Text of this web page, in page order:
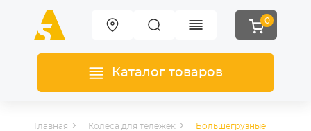
0
Каталог товаров
Главная Колеса для тележек
Большегрузные